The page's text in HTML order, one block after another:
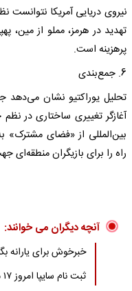
نیروی دریایی آمریکا
تهدید در هرمز، مملو از
پرهزینه است.
6. جمع‌بندی
تحلیل یوراکتیو نشان می‌دهد
آغازگر تغییری ساختاری در
بین‌المللی از «فضای مشترک»
راه را برای بازیگران منطقه‌ای
آنچه دیگران می خوانند:
خبرخوش برای یارانه بگیران |
ثبت نام سایپا امروز ۱۷ مرداد ۱۴۰۵ | با ۵۰۰ میلیون کوییک S بخرید